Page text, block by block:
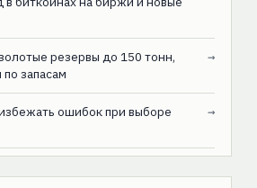
резервы до 150 тонн,
запасам
→
избежать ошибок при выборе
→